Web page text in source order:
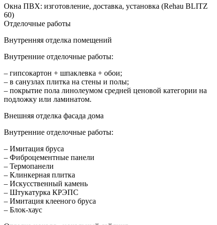
Окна ПВХ: изготовление, доставка, установка (Rehau BLITZ
60)
Отделочные работы
Внутренняя отделка помещений
Внутренние отделочные работы:
– гипсокартон + шпаклевка + обои;
– в санузлах плитка на стены и полы;
– покрытие пола линолеумом средней ценовой категории на
подложку или ламинатом.
Внешняя отделка фасада дома
Внутренние отделочные работы:
– Имитация бруса
– Фиброцементные панели
– Термопанели
– Клинкерная плитка
– Искусственный камень
– Штукатурка КРЭПС
– Имитация клееного бруса
– Блок-хаус